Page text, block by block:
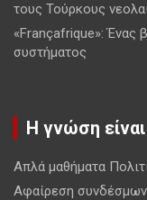
τους Τούρκους
«Françafrique»: Ένας
συστήματος
Η γνώση
Απλά μαθήματα
Αφαίρεση